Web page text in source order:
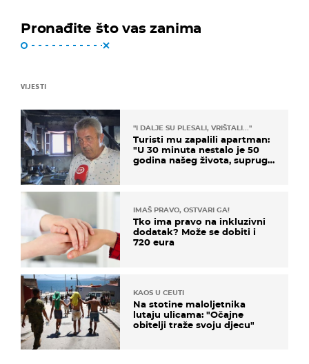
Pronađite što vas zanima
VIJESTI
"I DALJE SU PLESALI, VRIŠTALI..."
Turisti mu zapalili apartman:
"U 30 minuta nestalo je 50
godina našeg života, supruga
IMAŠ PRAVO, OSTVARI GA!
Tko ima pravo na inkluzivni
dodatak? Može se dobiti i
720 eura
KAOS U CEUTI
Na stotine maloljetnika
lutaju ulicama: "Očajne
obitelji traže svoju djecu"